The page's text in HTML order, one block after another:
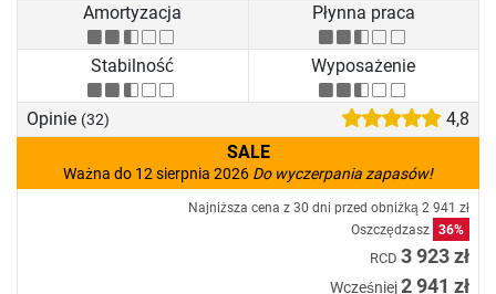
Amortyzacja
Płynna praca
Stabilność Wyposażenie
Opinie (32)
4,8
SALE
Ważna do 12 sierpnia 2026 Do wyczerpania zapasów!
Najniższa cena z 30 dni przed obniżką 2 941 zł
Oszczędzasz 36%
RCD 3 923 zł
Wcześniej2 941 zł